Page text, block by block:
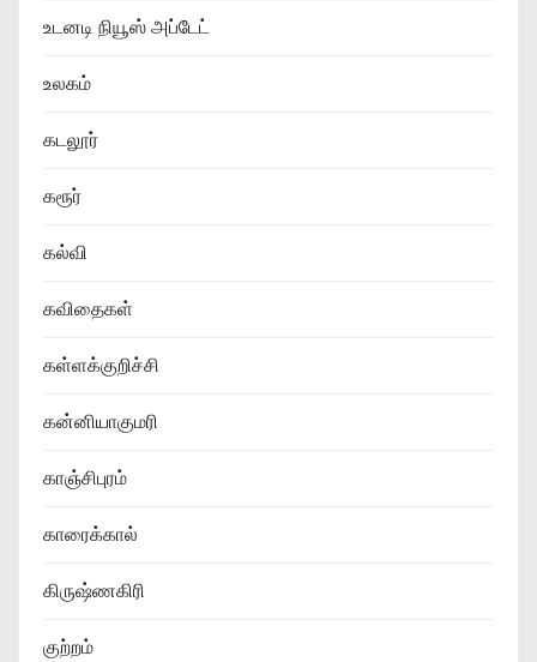
உடனடி நியூஸ் அப்டேட்
உலகம்
கடலூர்
கரூர்
கல்வி
கவிதைகள்
கள்ளக்குறிச்சி
கன்னியாகுமரி
காஞ்சிபுரம்
காரைக்கால்
கிருஷ்ணகிரி
குற்றம்